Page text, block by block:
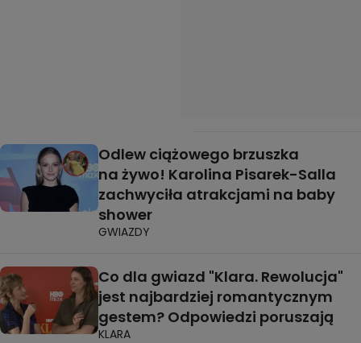
Odlew ciążowego brzuszka
na żywo! Karolina Pisarek-Salla
zachwyciła atrakcjami na baby
shower
GWIAZDY
Co dla gwiazd "Klara. Rewolucja"
jest najbardziej romantycznym
gestem? Odpowiedzi poruszają
KLARA